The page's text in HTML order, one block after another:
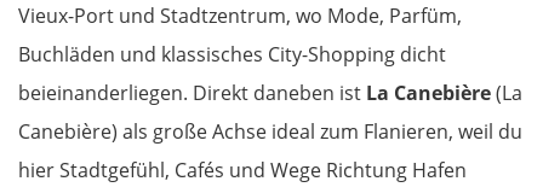
Vieux-Port und Stadtzentrum, wo Mode, Parfüm,
Buchläden und klassisches City-Shopping dicht
beieinanderliegen. Direkt daneben ist La Canebière(La
Canebière) als große Achse ideal zum Flanieren, weil du
hier Stadtgefühl, Cafés und Wege Richtung Hafen